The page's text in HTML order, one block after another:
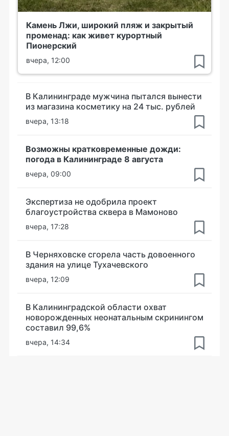
Камень Лжи, широкий пляж и закрытый
променад: как живет курортный
Пионерский
вчера, 12:00
В Калининграде мужчина пытался вынести
из магазина косметику на 24 тыс. рублей
вчера, 13:18
Возможны кратковременные дожди:
погода в Калининграде 8 августа
вчера, 09:00
Экспертиза не одобрила проект
благоустройства сквера в Мамоново
вчера, 17:28
В Черняховске сгорела часть довоенного
здания на улице Тухачевского
вчера, 12:09
В Калининградской области охват
новорожденных неонатальным скринингом
составил 99,6%
вчера, 14:34